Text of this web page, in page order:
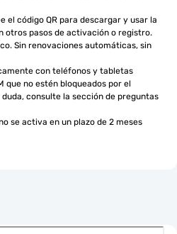
el código QR para descargar y usar la
otros pasos de activación o registro.
Sin renovaciones automáticas, sin
con teléfonos y tabletas
que no estén bloqueados por el
duda, consulte la sección de preguntas
se activa en un plazo de 2 meses